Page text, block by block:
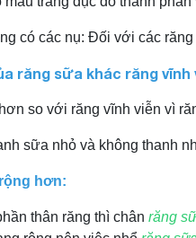
có các nụ: Đối với các răng
răng sữa khác răng vĩnh
so với răng vĩnh viễn vì
sữa nhỏ và không thanh
hơn:
thân răng thì chân răng